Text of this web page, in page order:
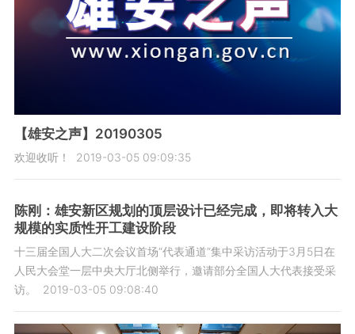
【雄安之声】20190305
欢迎收听！ 2019-03-05 09:09:35
陈刚：雄安新区规划的顶层设计已经完成，即将转入大
规模的实质性开工建设阶段
十三届全国人大二次会议首场“代表通道”集中采访活动于3月5日在
人民大会堂一层中央大厅北侧举行，邀请部分全国人大代表接受采
访。
2019-03-05 09:08:40